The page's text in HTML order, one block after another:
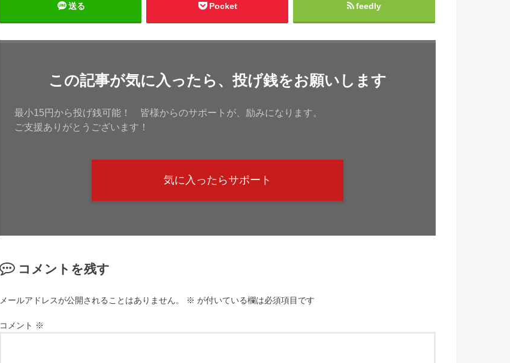
送る Pocket feedly
この記事が気に入ったら、投げ銭をお願いします
最小15円から投げ銭可能！ 皆様からのサポートが、励みになります。
ご支援ありがとうございます！
気に入ったらサポート
コメントを残す
メールアドレスが公開されることはありません。 ※ が付いている欄は必須項目です
コメント ※